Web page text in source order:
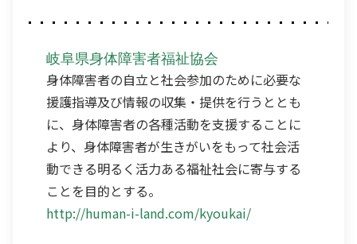
岐阜県身体障害者福祉協会
身体障害者の自立と社会参加のために必要な
援護指導及び情報の収集・提供を行うととも
に、身体障害者の各種活動を支援することに
より、身体障害者が生きがいをもって社会活
動できる明るく活力ある福祉社会に寄与する
ことを目的とする。
http://human-i-land.com/kyoukai/